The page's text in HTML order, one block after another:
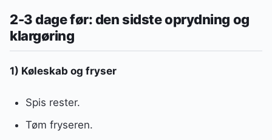
2-3 dage før: den sidste oprydning og
klargøring
1) Køleskab og fryser
Spis rester.
Tøm fryseren.